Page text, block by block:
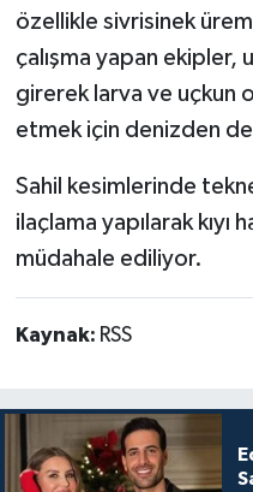
özellikle sivrisinek
çalışma yapan ekipler,
girerek larva ve uçkun
etmek için denizden
Sahil kesimlerinde
ilaçlama yapılarak kıyı
müdahale ediliyor.
Kaynak: RSS